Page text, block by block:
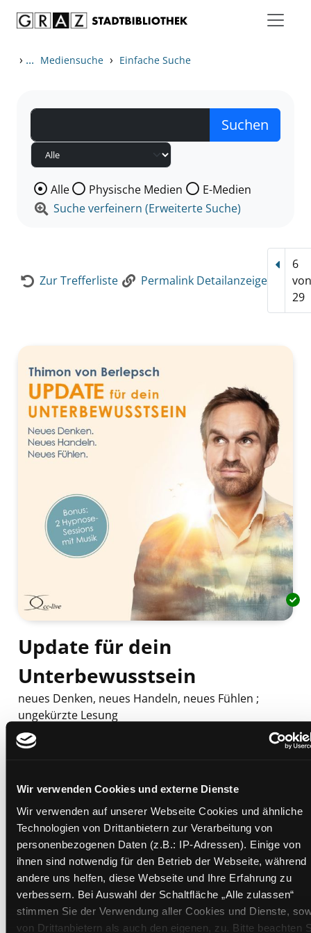
Wir verwenden Cookies und externe Dienste
Wir verwenden auf unserer Webseite Cookies und ähnliche
Technologien von Drittanbietern zur Verarbeitung von
personenbezogenen Daten (z.B.: IP-Adressen). Einige von
ihnen sind notwendig für den Betrieb der Webseite, während
andere uns helfen, diese Webseite und Ihre Erfahrung zu
verbessern. Bei Auswahl der Schaltfläche „Alle zulassen“
stimmen Sie der Verwendung aller Cookies und Dienste,
von Drittanbietern als auch den eigenen, zu. Bitte beachten
› ... Mediensuche › Einfache Suche
Wählen Sie die Medienart nach der Sie suchen wollen.
Alle Physische Medien
E-Medien
Suche verfeinern (Erweiterte Suche)
Zur Trefferliste Permalink Detailanzeige
6
29
Update für dein
Unterbewusstsein
neues Denken, neues Handeln, neues Fühlen ;
ungekürzte Lesung
Mediengruppe:
Verfasser:
Mehr Informationen ein-/ausblenden
Exemplare
Zweigstelle: Ost - Schillerstraße
Signatur:TD.PP.Y BER